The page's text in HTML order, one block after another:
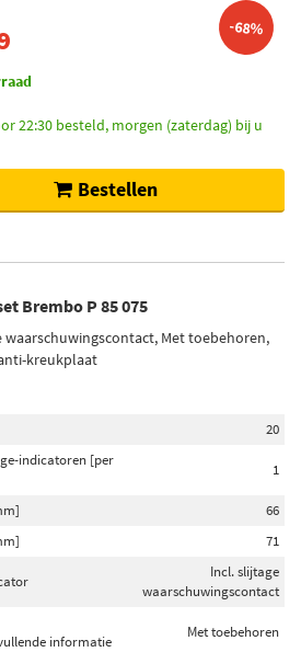
-68%
22:30 besteld, morgen (zaterdag) bij u
Bestellen
Brembo P 85 075
waarschuwingscontact, Met toebehoren,
kreukplaat
20
indicatoren [per
1
66
71
Incl. slijtage
waarschuwingscontact
informatie
Met toebehoren